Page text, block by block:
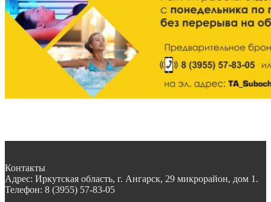
Контакты
Адрес: Иркутская область, г. Ангарск, 29 микрорайон, дом 1.
Телефон: 8 (3955) 57-83-05